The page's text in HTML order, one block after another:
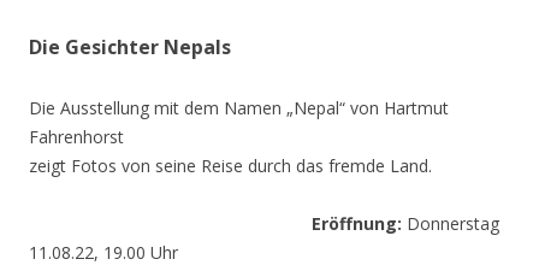
Die Gesichter Nepals
Die Ausstellung mit dem Namen „Nepal“ von Hartmut
Fahrenhorst
zeigt Fotos von seine Reise durch das fremde Land.
Eröffnung: Donnerstag
11.08.22, 19.00 Uhr